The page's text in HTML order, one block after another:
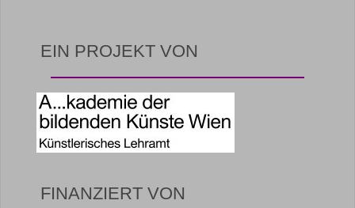
EIN PROJEKT VON
FINANZIERT VON